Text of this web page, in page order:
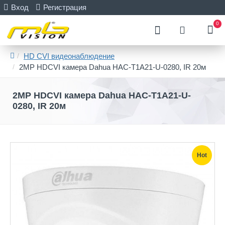
Вход Регистрация
0
HD CVI видеонаблюдение
2MP HDCVI камера Dahua HAC-T1A21-U-0280, IR 20м
2MP HDCVI камера Dahua HAC-T1A21-U-
0280, IR 20м
Hot